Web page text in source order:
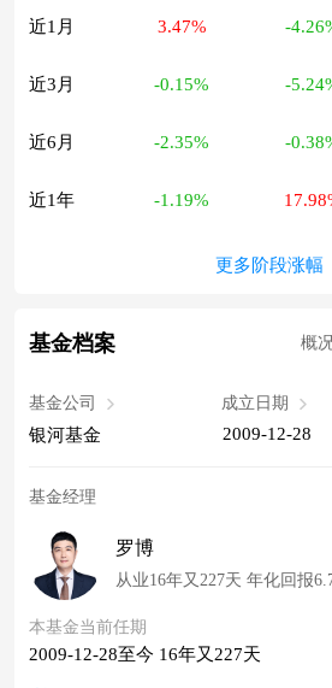
近1月 3.47% -
近3月 -0.15% -
近6月 -2.35% -
近1年 -1.19%
更多阶段涨幅
基金档案 概
基金公司
银河基金
成立日期
2009-12-28
基金经理
罗博
从业16年又227天 年化回报
本基金当前任期
2009-12-28至今 16年又227天